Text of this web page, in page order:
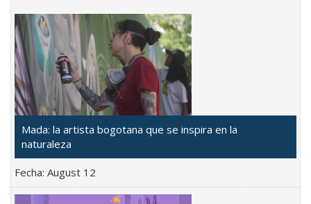
Mada: la artista bogotana que se inspira en la
naturaleza
Fecha: August 12